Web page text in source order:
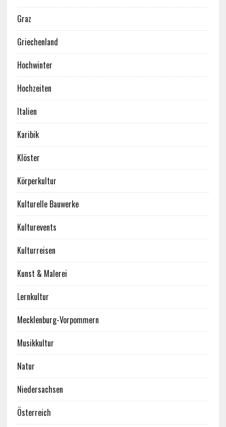
Graz
Griechenland
Hochwinter
Hochzeiten
Italien
Karibik
Klöster
Körperkultur
Kulturelle Bauwerke
Kulturevents
Kulturreisen
Kunst & Malerei
Lernkultur
Mecklenburg-Vorpommern
Musikkultur
Natur
Niedersachsen
Österreich